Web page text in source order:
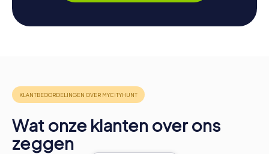
Wat onze klanten over ons
zeggen